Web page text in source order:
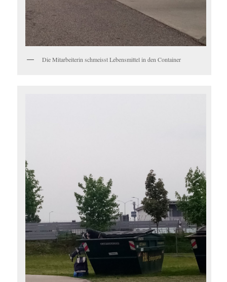
Die Mitarbeiterin schmeisst Lebensmittel in den Container